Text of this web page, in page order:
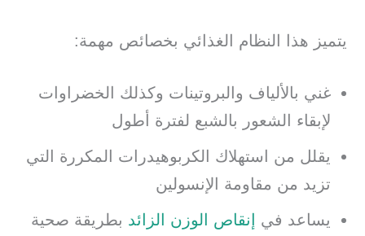
يتميز هذا النظام الغذائي بخصائص مهمة:
غني بالألياف والبروتينات وكذلك الخضراوات
لإبقاء الشعور بالشبع لفترة أطول
يقلل من استهلاك الكربوهيدرات المكررة التي
تزيد من مقاومة الإنسولين
يساعد في إنقاص الوزن الزائد بطريقة صحية